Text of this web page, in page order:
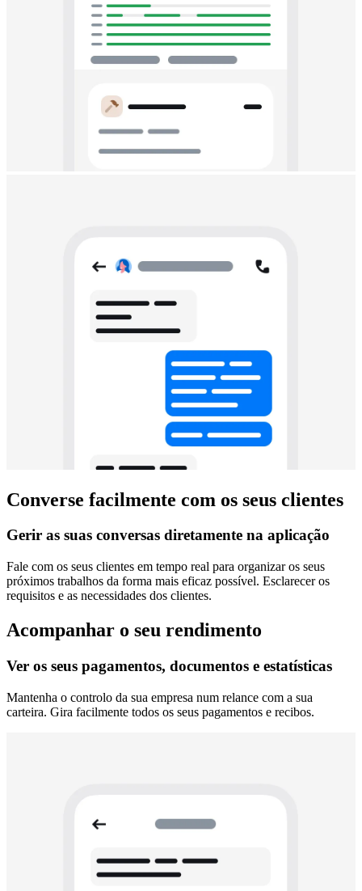
Converse facilmente com os seus clientes
Gerir as suas conversas diretamente na aplicação
Fale com os seus clientes em tempo real para organizar os seus
próximos trabalhos da forma mais eficaz possível. Esclarecer os
requisitos e as necessidades dos clientes.
Acompanhar o seu rendimento
Ver os seus pagamentos, documentos e estatísticas
Mantenha o controlo da sua empresa num relance com a sua
carteira. Gira facilmente todos os seus pagamentos e recibos.